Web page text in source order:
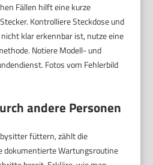
Fällen hilft eine kurze
Kontrolliere Steckdose und
klar erkennbar ist, nutze eine
Notiere Modell- und
Fotos vom Fehlerbild
andere Personen
füttern, zählt die
dokumentierte Wartungsroutine